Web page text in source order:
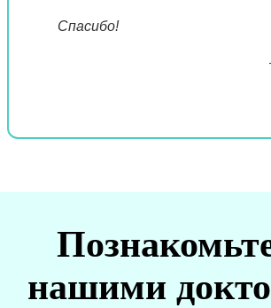
Спасибо!
нашими